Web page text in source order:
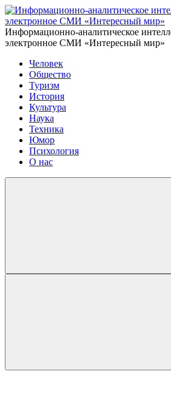
Информационно-аналитическое
электронное СМИ «Интересный мир»
Человек
Общество
Туризм
История
Культура
Наука
Техника
Юмор
Психология
О нас